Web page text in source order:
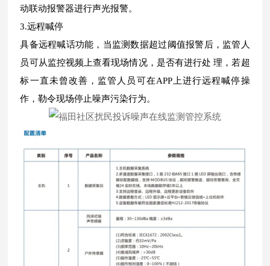
动联动报警器进行声光报警。
3.远程喊停
具备远程喊话功能，当监测数据超过阈值报警后，监管人
员可从监控视频上查看现场情况，是否有进行处 理，若超
标一直未曾改善，监管人员可在APP上进行远程喊停操
作，勒令现场停止噪声污染行为。